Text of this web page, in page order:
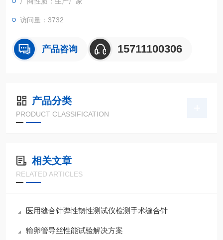
访问量：3732
产品咨询 15711100306
产品分类
PRODUCT CLASSIFICATION
相关文章
RELATED ARTICLES
医用缝合针弹性韧性测试仪检测手术缝合针
输卵管导丝性能试验解决方案